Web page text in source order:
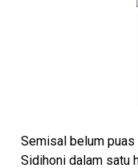
Semisal belum puas
Sidihoni dalam satu